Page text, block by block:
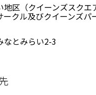
地区（クイーンズスクエ
クル及びクイーンズパ
なとみらい2-3